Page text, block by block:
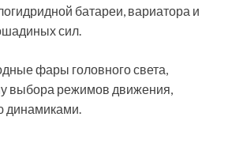
батареи, вариатора и
сил.
фары головного света,
выбора режимов движения,
динамиками.